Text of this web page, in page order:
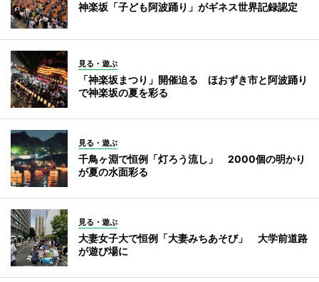
神楽坂「子ども阿波踊り」がギネス世界記録認定
見る・遊ぶ
「神楽坂まつり」開催迫る ほおずき市と阿波踊り
で神楽坂の夏を彩る
見る・遊ぶ
千鳥ヶ淵で恒例「灯ろう流し」 2000個の明かり
が夏の水面彩る
見る・遊ぶ
大妻女子大で恒例「大妻みちあそび」 大学前道路
が遊び場に